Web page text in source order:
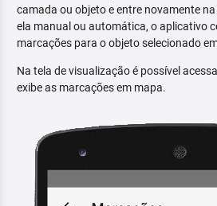
camada ou objeto e entre novamente
ela manual ou automática, o aplicativo
marcações para o objeto selecionado
Na tela de visualização é possível
exibe as marcações em mapa.